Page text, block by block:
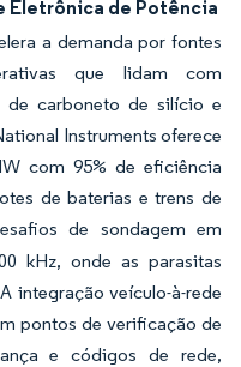
Eletrônica de Potência
a demanda por fontes
que lidam com
de carboneto de silício e
Instruments oferece
com 95% de eficiência
de baterias e trens de
de sondagem em
kHz, onde as parasitas
integração veículo-à-rede
pontos de verificação de
e códigos de rede,